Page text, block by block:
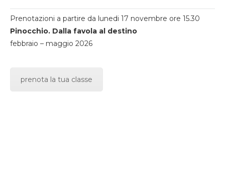
Prenotazioni a partire da lunedi 17 novembre ore 15.30
Pinocchio. Dalla favola al destino
febbraio – maggio 2026
prenota la tua classe